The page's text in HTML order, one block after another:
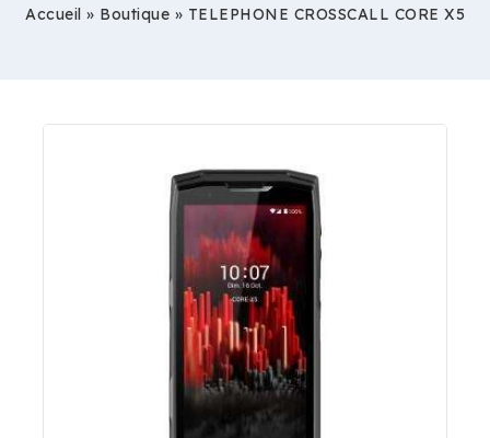
Accueil » Boutique » TELEPHONE CROSSCALL CORE X5